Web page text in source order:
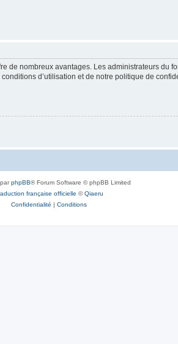
de nombreux avantages. Les administrateurs du
d’utilisation et de notre politique de
phpBB® Forum Software © phpBB Limited
française officielle ©Qiaeru
Confidentialité | Conditions